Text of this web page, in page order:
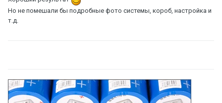
Но не помешали бы подробные фото системы, короб, настройка и
т.д.